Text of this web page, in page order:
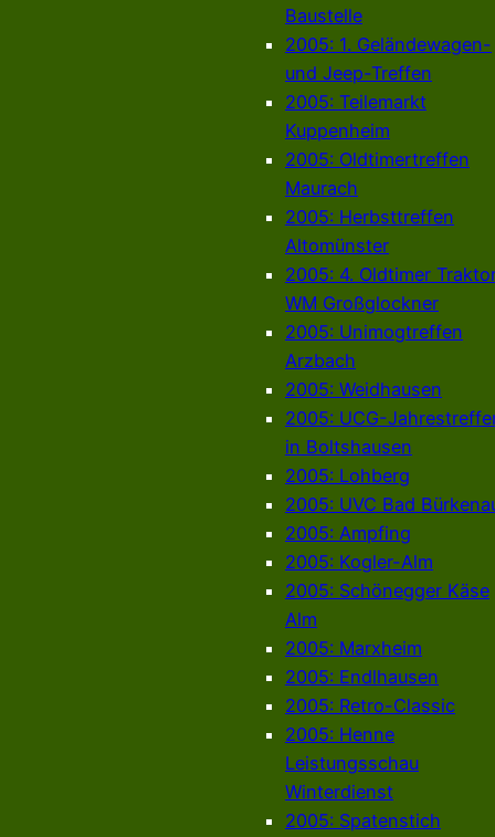
Baustelle
2005: 1. Geländewagen-
und Jeep-Treffen
2005: Teilemarkt
Kuppenheim
2005: Oldtimertreffen
Maurach
2005: Herbsttreffen
Altomünster
2005: 4. Oldtimer
WM Großglockner
2005: Unimogtreffen
Arzbach
2005: Weidhausen
2005: UCG-
in Boltshausen
2005: Lohberg
2005: UVC Bad
2005: Ampfing
2005: Kogler-Alm
2005: Schönegger Käse
Alm
2005: Marxheim
2005: Endlhausen
2005: Retro-Classic
2005: Henne
Leistungsschau
Winterdienst
2005: Spatenstich